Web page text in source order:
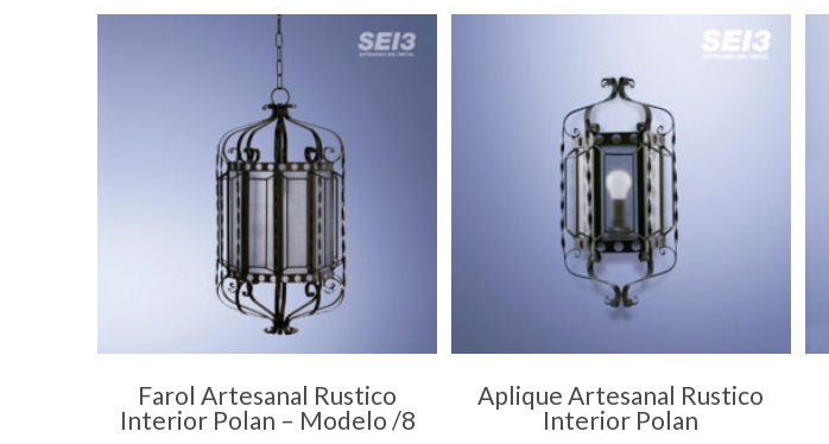
Farol Artesanal Rustico
Interior Polan – Modelo /8
Aplique Artesanal Rustico
Interior Polan